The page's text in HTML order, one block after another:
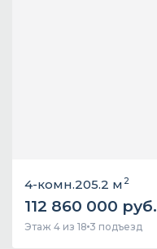
4-комн.205.2 м 2
112 860 000 руб.
Этаж 4 из 18 3 подъезд